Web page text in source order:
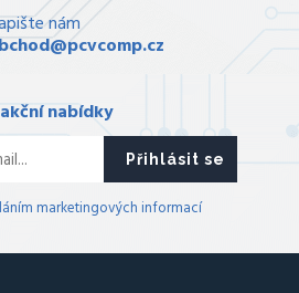
nám
nabídky
Přihlásit se
marketingových informací